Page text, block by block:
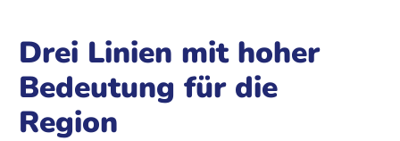
Drei Linien mit hoher
Bedeutung für die
Region